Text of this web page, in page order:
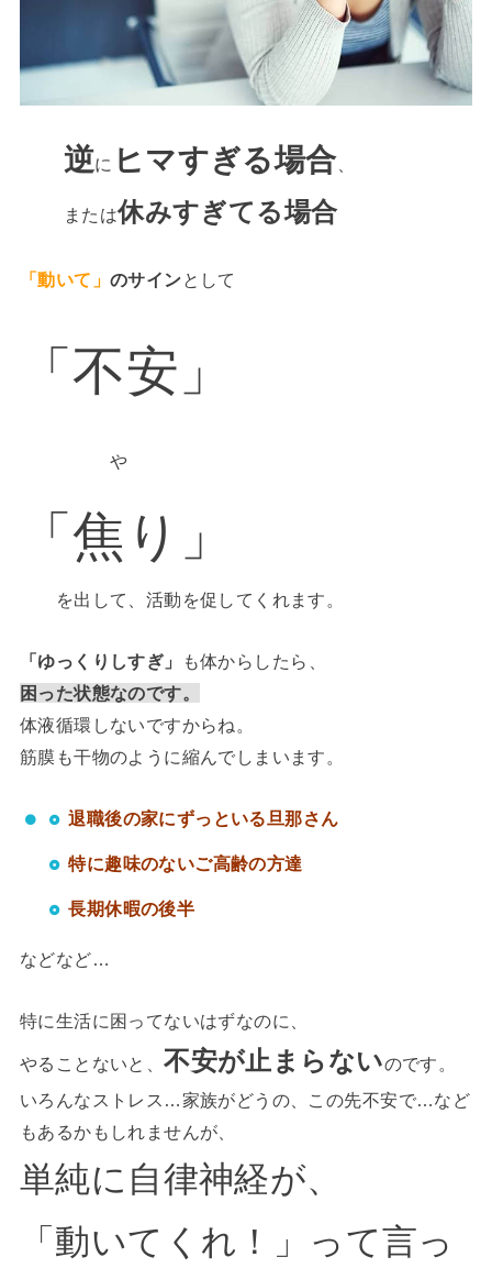
逆に ヒマすぎる場合、
または休みすぎてる場合
「動いて」 のサインとして
「不安」
や
「焦り」
を出して、活動を促してくれます。
「ゆっくりしすぎ」
も体からしたら、
困った状態なのです。
体液循環しないですからね。
筋膜も干物のように縮んでしまいます。
退職後の家にずっといる旦那さん
特に趣味のないご高齢の方達
長期休暇の後半
などなど…
特に生活に困ってないはずなのに、
やることないと、不安が止まらないのです。
いろんなストレス…家族がどうの、この先不安で…など
もあるかもしれませんが、
単純に自律神経が、
「動いてくれ！」って言っ